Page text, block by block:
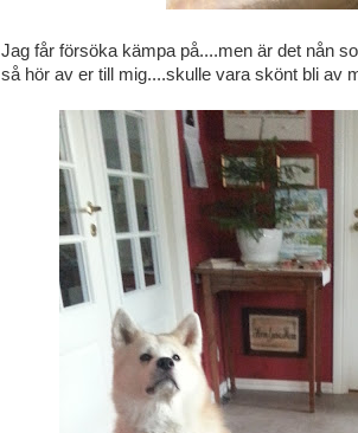
Jag får försöka kämpa på....men är det nån
så hör av er till mig....skulle vara skönt bli av